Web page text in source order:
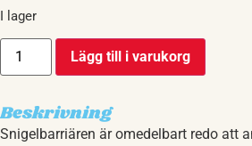
I lager
Lägg till i varukorg
Beskrivning
Snigelbarriären är omedelbart redo att